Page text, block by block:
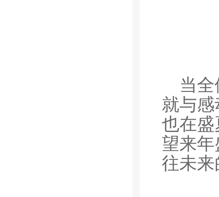
当
就与
也在
望来
往未